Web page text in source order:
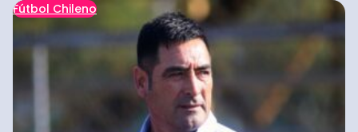
Fútbol Chileno